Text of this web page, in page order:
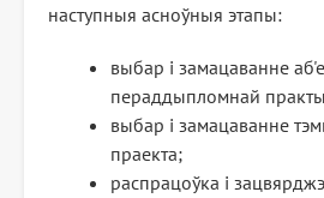
наступныя асноўныя этапы:
выбар і замацаванне
пераддыпломнай
выбар і замацаванне
праекта;
распрацоўка і